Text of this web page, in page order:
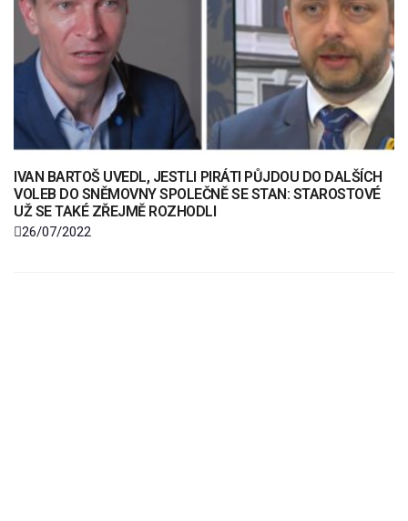
IVAN BARTOŠ UVEDL, JESTLI PIRÁTI PŮJDOU DO DALŠÍCH
VOLEB DO SNĚMOVNY SPOLEČNĚ SE STAN: STAROSTOVÉ
UŽ SE TAKÉ ZŘEJMĚ ROZHODLI
26/07/2022